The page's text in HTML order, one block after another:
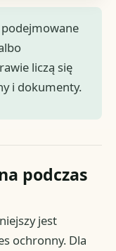
podejmowane
liczą się
i dokumenty.
podczas
jest
ochronny. Dla